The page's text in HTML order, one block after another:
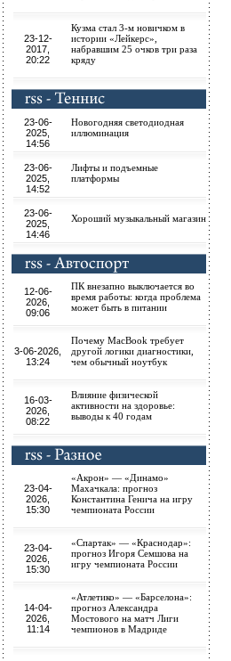
23-12-
2017,
20:22
Кузма стал 3-м новичком в
истории «Лейкерс»,
набравшим 25 очков три раза
кряду
23-06-
2025,
14:56
Новогодняя светодиодная
иллюминация
23-06-
2025,
14:52
Лифты и подъемные
платформы
23-06-
2025,
14:46
Хороший музыкальный магазин
12-06-
2026,
09:06
ПК внезапно выключается во
время работы: когда проблема
может быть в питании
3-06-2026,
13:24
Почему MacBook требует
другой логики диагностики,
чем обычный ноутбук
16-03-
2026,
08:22
Влияние физической
активности на здоровье:
выводы к 40 годам
23-04-
2026,
15:30
«Акрон» — «Динамо»
Махачкала: прогноз
Константина Генича на игру
чемпионата России
23-04-
2026,
15:30
«Спартак» — «Краснодар»:
прогноз Игоря Семшова на
игру чемпионата России
14-04-
2026,
11:14
«Атлетико» — «Барселона»:
прогноз Александра
Мостового на матч Лиги
чемпионов в Мадриде